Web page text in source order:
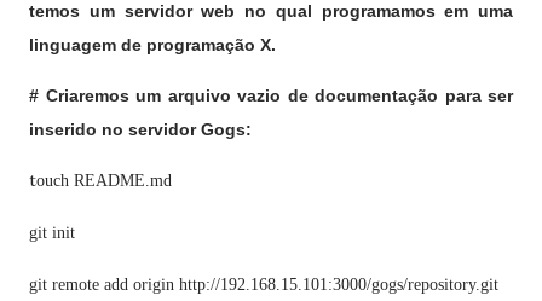
temos um servidor web no qual programamos em uma
linguagem de programação X.
# Criaremos um arquivo vazio de documentação para ser
inserido no servidor Gogs:
touch README.md
git init
git remote add origin http://192.168.15.101:3000/gogs/repository.git